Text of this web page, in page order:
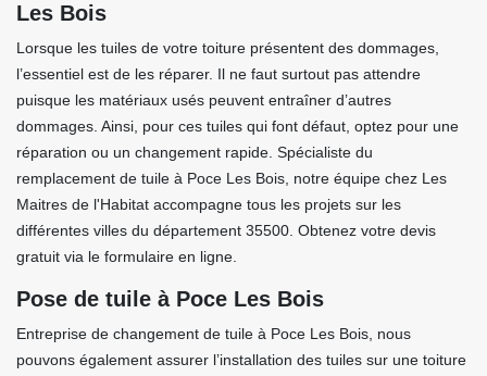
Les Bois
Lorsque les tuiles de votre toiture présentent des dommages,
l’essentiel est de les réparer. Il ne faut surtout pas attendre
puisque les matériaux usés peuvent entraîner d’autres
dommages. Ainsi, pour ces tuiles qui font défaut, optez pour une
réparation ou un changement rapide. Spécialiste du
remplacement de tuile à Poce Les Bois, notre équipe chez Les
Maitres de l'Habitat accompagne tous les projets sur les
différentes villes du département 35500. Obtenez votre devis
gratuit via le formulaire en ligne.
Pose de tuile à Poce Les Bois
Entreprise de changement de tuile à Poce Les Bois, nous
pouvons également assurer l’installation des tuiles sur une toiture